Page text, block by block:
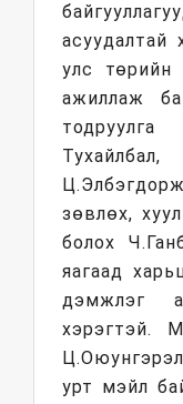
асуудалтай
улс төрийн
ажиллаж
зөвлөх,
болох
яагаад
дэмжлэг
хэрэгтэй.
урт мэйл